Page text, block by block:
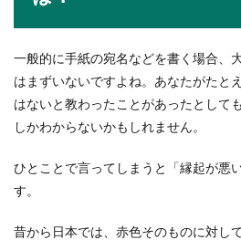
退院のお礼を
イントと注意
入院していた病院
なった医師や看護
いるのではな...
でも出来る様
一般的に手紙の宛名などを書く場合、
はまずいないですよね。あなたがたと
はないと教わったことがあったとして
しかわからないかもしれません。
ひとことで言ってしまうと「縁起が悪
す。
昔から日本では、赤色そのものに対し